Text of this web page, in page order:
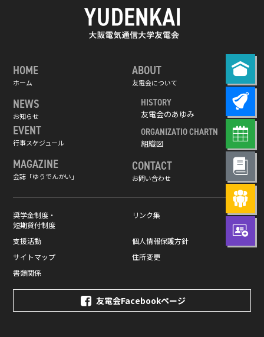
HOME
ホーム
NEWS
お知らせ
EVENT
行事スケジュール
MAGAZINE
会誌「ゆうでんかい」
ABOUT
友電会について
HISTORY
友電会のあゆみ
ORGANIZATIO CHARTN
組織図
CONTACT
お問い合わせ
奨学金制度・
短期貸付制度
リンク集
支援活動
個人情報保護方針
サイトマップ
住所変更
書類関係
友電会Facebookページ